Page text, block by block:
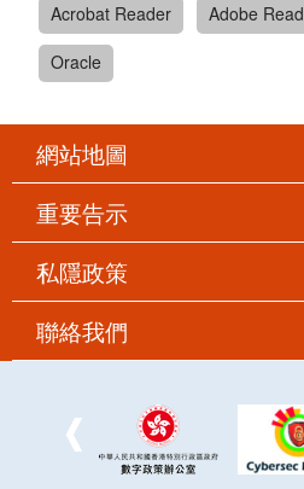
Acrobat Reader
Adobe
Oracle
網站地圖
重要告示
私隱政策
聯絡我們